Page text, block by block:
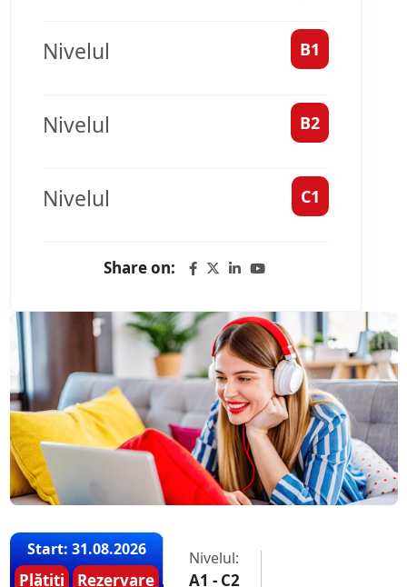
Nivelul B1
Nivelul B2
Nivelul C1
Share on:
Start: 31.08.2026
Plătiți Rezervare
Nivelul:
A1 - C2